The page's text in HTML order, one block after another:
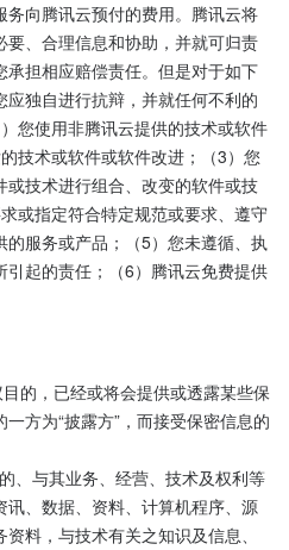
向腾讯云预付的费用。腾讯云将
、合理信息和协助，并就可归责
担相应赔偿责任。但是对于如下
独自进行抗辩，并就任何不利的
您使用非腾讯云提供的技术或软件
技术或软件或软件改进；（3）您
技术进行组合、改变的软件或技
或指定符合特定规范或要求、遵守
服务或产品；（5）您未遵循、执
起的责任；（6）腾讯云免费提供
的，已经或将会提供或透露某些保
方为“披露方”，而接受保密信息的
、与其业务、经营、技术及权利等
、数据、资料、计算机程序、源
料，与技术有关之知识及信息、